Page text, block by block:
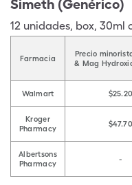
Simeth (Genérico)
12 unidades, box, 30ml
Farmacia
Precio
& Mag
Walmart $25.20
Kroger
Pharmacy
$47.70
Albertsons
Pharmacy
-